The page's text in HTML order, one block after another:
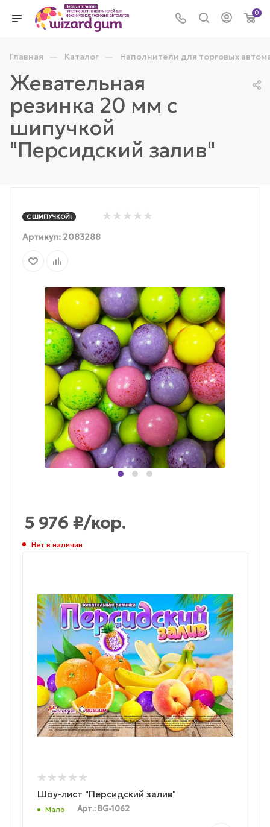
0
Главная — Каталог — Наполнители для торговых
Жевательная
резинка 20 мм с
шипучкой
"Персидский залив"
С ШИПУЧКОЙ!
Артикул: 2083288
5 976 ₽/кор.
Нет в наличии
Шоу-лист "Персидский залив"
Мало Арт.: BG-1062